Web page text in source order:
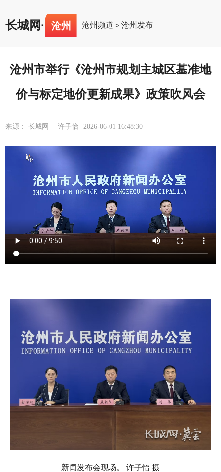
长城网· 沧州 沧州频道 >沧州发布
沧州市举行《沧州市规划主城区基准地
价与标定地价更新成果》政策吹风会
来源： 长城网 许子怡 2026-06-01 16:48:30
新闻发布会现场。 许子怡 摄